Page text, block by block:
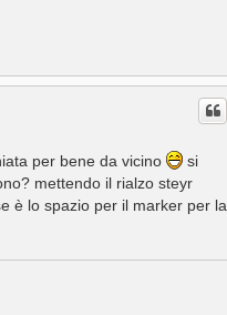
per bene da vicino
si
mettendo il rialzo steyr
è lo spazio per il marker per la